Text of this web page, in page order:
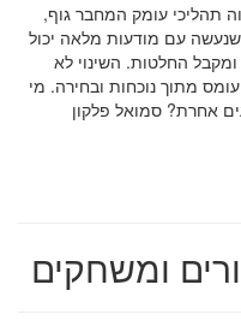
תהליכי עומק המחבר גוף,
שנעשה עם מודעות מלאה יכול
החלטות. השינוי לא
מתוך נוכחות ובחירה. מי
ומשחקים